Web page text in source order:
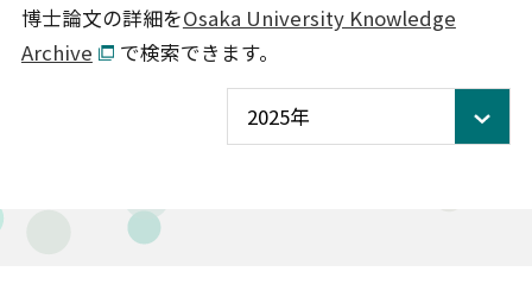
博士論文の詳細をOsaka University Knowledge
Archive
で検索できます。